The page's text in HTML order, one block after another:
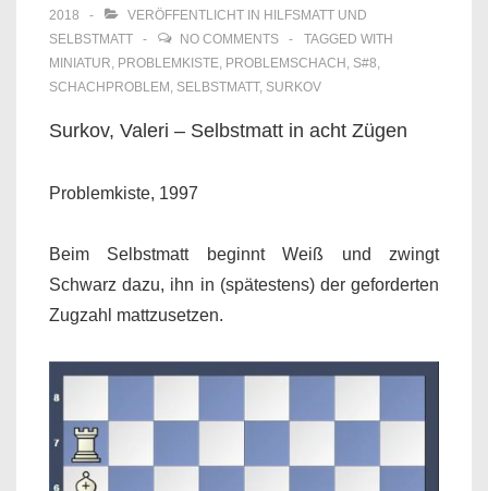
2018
VERÖFFENTLICHT IN HILFSMATT UND
SELBSTMATT
NO COMMENTS
TAGGED WITH
MINIATUR, PROBLEMKISTE, PROBLEMSCHACH , S#8,
SCHACHPROBLEM , SELBSTMATT, SURKOV
Surkov, Valeri – Selbstmatt in acht Zügen
Problemkiste, 1997
Beim Selbstmatt beginnt Weiß und zwingt
Schwarz dazu, ihn in (spätestens) der geforderten
Zugzahl mattzusetzen.